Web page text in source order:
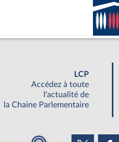
LCP
Accédez à toute
l'actualité de
la Chaine Parlementaire